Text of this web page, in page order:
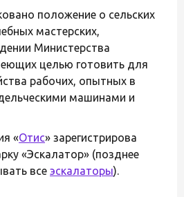
положение о сельских
мастерских,
Министерства
целью готовить для
рабочих, опытных в
машинами и
«Отис» зарегистрирова
«Эскалатор» (позднее
все эскалаторы).